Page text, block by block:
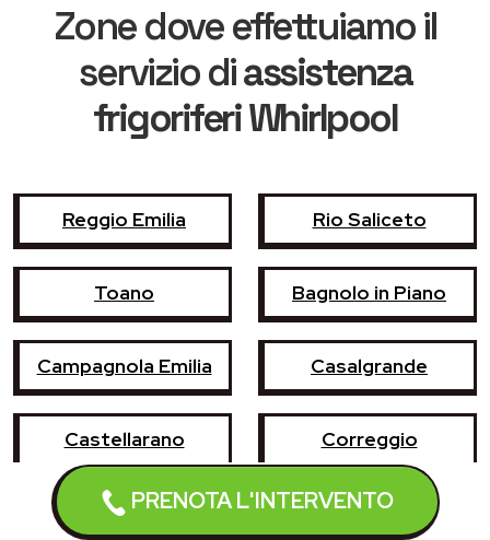
PRENOTA L'INTERVENTO
Zone dove effettuiamo il
servizio diassistenza
frigoriferi Whirlpool
Reggio Emilia Rio Saliceto
Toano Bagnolo in Piano
Campagnola Emilia Casalgrande
Castellarano Correggio
Guastalla Novellara